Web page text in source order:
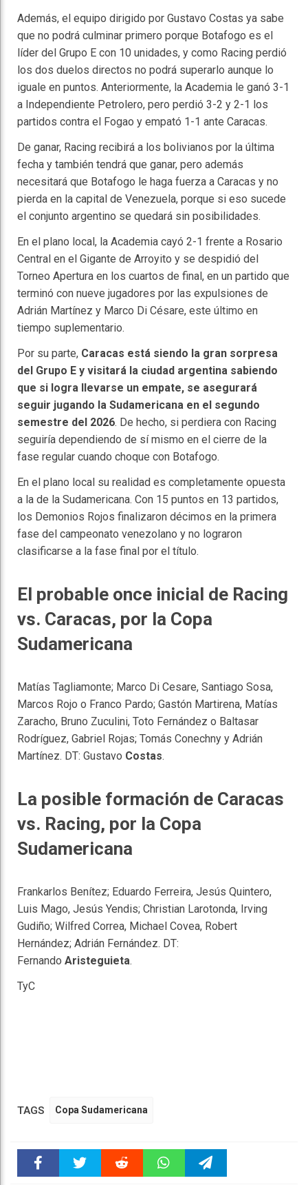
Además, el equipo dirigido por Gustavo Costas ya sabe
que no podrá culminar primero porque Botafogo es el
líder del Grupo E con 10 unidades, y como Racing perdió
los dos duelos directos no podrá superarlo aunque lo
iguale en puntos. Anteriormente, la Academia le ganó 3-1
a Independiente Petrolero, pero perdió 3-2 y 2-1 los
partidos contra el Fogao y empató 1-1 ante Caracas.
De ganar, Racing recibirá a los bolivianos por la última
fecha y también tendrá que ganar, pero además
necesitará que Botafogo le haga fuerza a Caracas y no
pierda en la capital de Venezuela, porque si eso sucede
el conjunto argentino se quedará sin posibilidades.
En el plano local, la Academia cayó 2-1 frente a Rosario
Central en el Gigante de Arroyito y se despidió del
Torneo Apertura en los cuartos de final, en un partido que
terminó con nueve jugadores por las expulsiones de
Adrián Martínez y Marco Di Césare, este último en
tiempo suplementario.
Por su parte, Caracas está siendo la gran sorpresa
del Grupo E y visitará la ciudad argentina sabiendo
que si logra llevarse un empate, se asegurará
seguir jugando la Sudamericana en el segundo
semestre del 2026. De hecho, si perdiera con Racing
seguiría dependiendo de sí mismo en el cierre de la
fase regular cuando choque con Botafogo.
En el plano local su realidad es completamente opuesta
a la de la Sudamericana. Con 15 puntos en 13 partidos,
los Demonios Rojos finalizaron décimos en la primera
fase del campeonato venezolano y no lograron
clasificarse a la fase final por el título.
El probable once inicial de Racing
vs. Caracas, por la Copa
Sudamericana
Matías Tagliamonte; Marco Di Cesare, Santiago Sosa,
Marcos Rojo o Franco Pardo; Gastón Martirena, Matías
Zaracho, Bruno Zuculini, Toto Fernández o Baltasar
Rodríguez, Gabriel Rojas; Tomás Conechny y Adrián
Martínez. DT: Gustavo Costas.
La posible formación de Caracas
vs. Racing, por la Copa
Sudamericana
Frankarlos Benítez; Eduardo Ferreira, Jesús Quintero,
Luis Mago, Jesús Yendis; Christian Larotonda, Irving
Gudiño; Wilfred Correa, Michael Covea, Robert
Hernández; Adrián Fernández. DT:
Fernando Aristeguieta.
TyC
TAGS Copa Sudamericana